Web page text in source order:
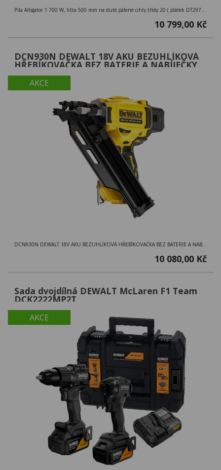
10 799,00 Kč
AKCE
DCN930N DEWALT 18V AKU BEZUHLÍKOVÁ
HŘEBÍKOVAČKA BEZ BATERIE A NABÍJEČKY
DCN930N DEWALT 18V AKU BEZUHLÍKOVÁ HŘEBÍKOVAČKA BEZ BATERIE A NABÍJEČKY
10 080,00 Kč
AKCE
Sada dvojdílná DEWALT McLaren F1 Team
DCK2222MP2T